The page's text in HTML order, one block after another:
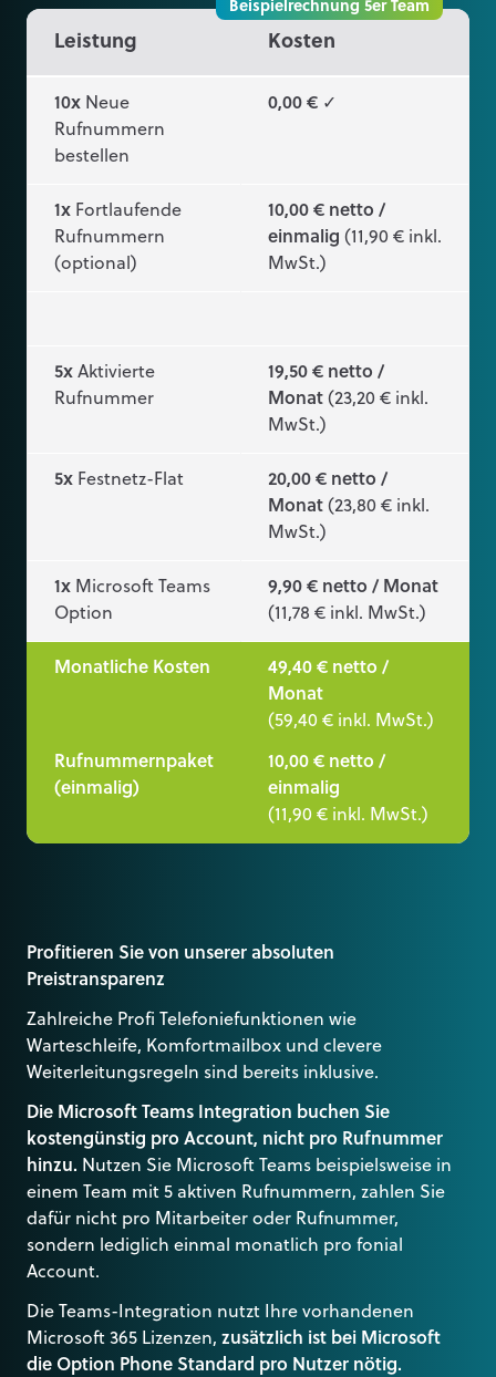
Leistung Kosten
10x Neue
Rufnummern
bestellen
0,00 € ✓
1x Fortlaufende
Rufnummern
(optional)
10,00 € netto /
einmalig (11,90 € inkl.
MwSt.)
5x Aktivierte
Rufnummer
19,50 € netto /
Monat (23,20 € inkl.
MwSt.)
5x Festnetz-Flat
20,00 € netto /
Monat (23,80 € inkl.
MwSt.)
1x Microsoft Teams
Option
9,90 € netto / Monat
(11,78 € inkl. MwSt.)
Monatliche Kosten
49,40 € netto /
Monat
(59,40 € inkl. MwSt.)
Rufnummernpaket
(einmalig)
10,00 € netto /
einmalig
(11,90 € inkl. MwSt.)
Beispielrechnung 5er Team
Profitieren Sie von unserer absoluten
Preistransparenz
Zahlreiche Profi Telefoniefunktionen wie
Warteschleife, Komfortmailbox und clevere
Weiterleitungsregeln sind bereits inklusive.
Die Microsoft Teams Integration buchen Sie
kostengünstig pro Account, nicht pro Rufnummer
hinzu. Nutzen Sie Microsoft Teams beispielsweise in
einem Team mit 5 aktiven Rufnummern, zahlen Sie
dafür nicht pro Mitarbeiter oder Rufnummer,
sondern lediglich einmal monatlich pro fonial
Account.
Die Teams-Integration nutzt Ihre vorhandenen
Microsoft 365 Lizenzen, zusätzlich ist bei Microsoft
die Option Phone Standard pro Nutzer nötig.